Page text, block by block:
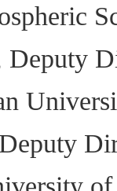
Deputy